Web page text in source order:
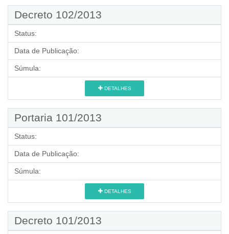
Decreto 102/2013
Status:
Data de Publicação:
Súmula:
DETALHES
Portaria 101/2013
Status:
Data de Publicação:
Súmula:
DETALHES
Decreto 101/2013